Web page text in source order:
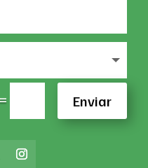
= Enviar